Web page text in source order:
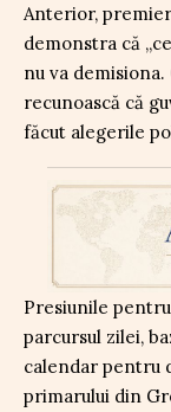
Anterior,
demonstra că
nu va
recunoască că
făcut alegerile
Presiunile
parcursul zilei,
calendar pentru
primarului din